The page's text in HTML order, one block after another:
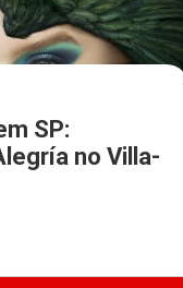
SP:
no Villa-